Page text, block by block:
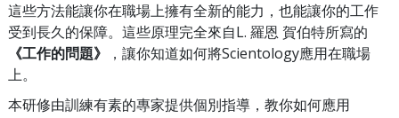
這些方法能讓你在職場上擁有全新的能力，也能讓你的工作
受到長久的保障。這些原理完全來自L. 羅恩 賀伯特所寫的
《工作的問題》
，讓你知道如何將Scientology應用在職場
上。
本研修由訓練有素的專家提供個別指導，教你如何應用